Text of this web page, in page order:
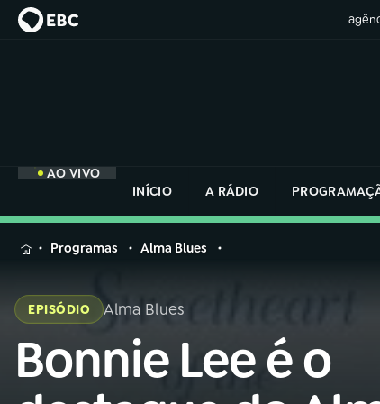
AO VIVO
INÍCIO
A RÁDIO
MENU
Buscar
na
Rádio
na
Rádio
Programas Alma Blues
EPISÓDIO Alma Blues
Bonnie Lee é o